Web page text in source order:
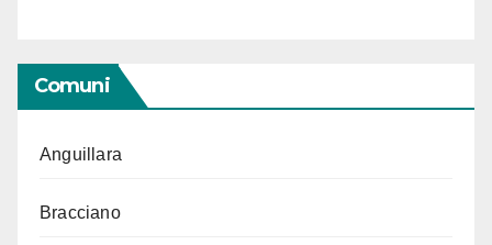
Comuni
Anguillara
Bracciano